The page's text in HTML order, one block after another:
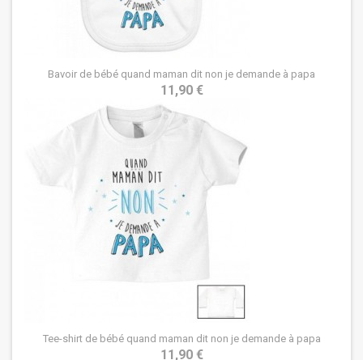
Bavoir de bébé quand maman dit non je demande à papa
11,90 €
Tee-shirt de bébé quand maman dit non je demande à papa
11,90 €